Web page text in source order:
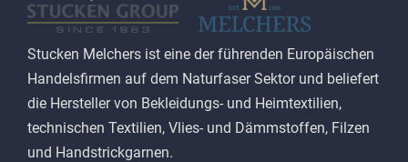
Stucken Melchers ist eine der führenden Europäischen
Handelsfirmen auf dem Naturfaser Sektor und beliefert
die Hersteller von Bekleidungs- und Heimtextilien,
technischen Textilien, Vlies- und Dämmstoffen, Filzen
und Handstrickgarnen.